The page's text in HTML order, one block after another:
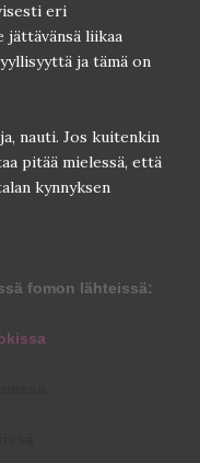
eri
liikaa
ja tämä on
nauti. Jos kuitenkin
pitää mielessä, että
kynnyksen
fomon lähteissä: